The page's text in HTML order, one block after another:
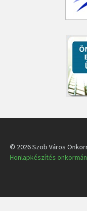
© 2026 Szob Város
Honlapkészítés